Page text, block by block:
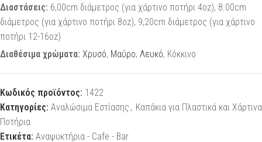
Διαστάσεις: 6,00cm διάμετρος (για χάρτινο ποτήρι 4oz), 8.00cm
διάμετρος (για χάρτινο ποτήρι 8oz), 9,20cm διάμετρος (για χάρτινο
ποτήρι 12-16oz)
Διαθέσιμα χρώματα: Χρυσό, Μαύρο, Λευκό, Κόκκινο
Κωδικός προϊόντος: 1422
Κατηγορίες: Αναλώσιμα Εστίασης , Καπάκια για Πλαστικά και Χάρτινα
Ποτήρια
Ετικέτα: Αναψυκτήρια - Cafe - Bar